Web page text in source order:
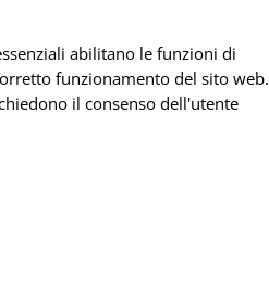
abilitano le funzioni di
funzionamento del sito web.
il consenso dell'utente